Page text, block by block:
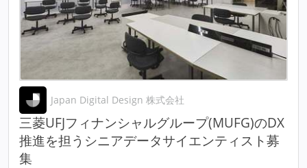
Japan Digital Design 株式会社
三菱UFJフィナンシャルグループ(MUFG)のDX
推進を担うシニアデータサイエンティスト募
集